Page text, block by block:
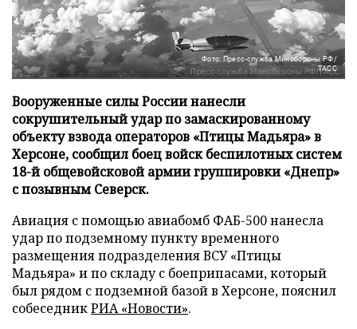
Фото: Пресс-служба Минобороны РФ/
ТАСС
Вооруженные силы России нанесли
сокрушительный удар по замаскированному
объекту взвода операторов «Птицы Мадьяра» в
Херсоне, сообщил боец войск беспилотных систем
18-й общевойсковой армии группировки «Днепр»
с позывным Северск.
Авиация с помощью авиабомб ФАБ-500 нанесла
удар по подземному пункту временного
размещения подразделения ВСУ «Птицы
Мадьяра» и по складу с боеприпасами, который
был рядом с подземной базой в Херсоне, пояснил
собеседникРИА «Новости».